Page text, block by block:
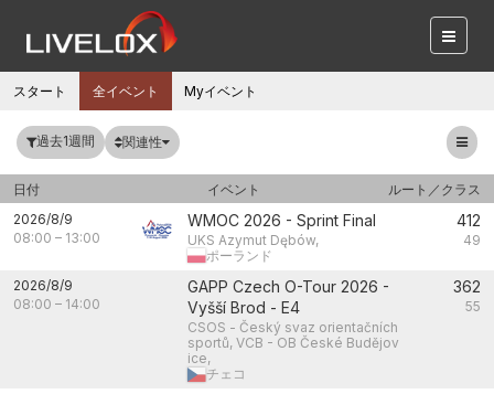
スタート 全イベント Myイベント
過去1週間 関連性
日付 イベント
ルート／クラス
2026/8/9
08:00 – 13:00
WMOC 2026 - Sprint Final
UKS Azymut Dębów,
ポーランド
412
49
2026/8/9
08:00 – 14:00
GAPP Czech O-Tour 2026 -
Vyšší Brod - E4
CSOS - Český svaz orientačních
sportů, VCB - OB České Budějov
ice,
チェコ
362
55